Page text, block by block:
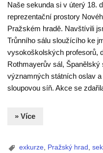
Naše sekunda si v úterý 18.
reprezentační prostory
Pražském hradě. Navštívili
Trůnního sálu sloužícího ke
vysokoškolských profesorů,
Rothmayerův sál, Španělský
významných státních oslav
sloupovou síň. Akce se
» Více
exkurze Pražský hrad ,